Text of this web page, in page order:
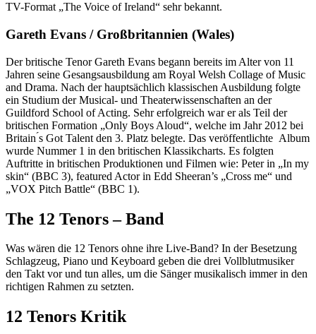
TV-Format „The Voice of Ireland“ sehr bekannt.
Gareth Evans / Großbritannien (Wales)
Der britische Tenor Gareth Evans begann bereits im Alter von 11
Jahren seine Gesangsausbildung am Royal Welsh Collage of Music
and Drama. Nach der hauptsächlich klassischen Ausbildung folgte
ein Studium der Musical- und Theaterwissenschaften an der
Guildford School of Acting. Sehr erfolgreich war er als Teil der
britischen Formation „Only Boys Aloud“, welche im Jahr 2012 bei
Britain ́s Got Talent den 3. Platz belegte. Das veröffentlichte Album
wurde Nummer 1 in den britischen Klassikcharts. Es folgten
Auftritte in britischen Produktionen und Filmen wie: Peter in „In my
skin“ (BBC 3), featured Actor in Edd Sheeran’s „Cross me“ und
„VOX Pitch Battle“ (BBC 1).
The 12 Tenors – Band
Was wären die 12 Tenors ohne ihre Live-Band? In der Besetzung
Schlagzeug, Piano und Keyboard geben die drei Vollblutmusiker
den Takt vor und tun alles, um die Sänger musikalisch immer in den
richtigen Rahmen zu setzten.
12 Tenors Kritik